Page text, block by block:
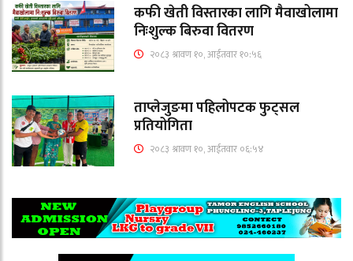
कफी खेती विस्तारका लागि मैवाखोलामा
निःशुल्क बिरुवा वितरण
२०८३ श्रावण १०, आईतवार १०:५६
ताप्लेजुङमा पहिलोपटक फुट्सल
प्रतियोगिता
२०८३ श्रावण १०, आईतवार ०६:५४